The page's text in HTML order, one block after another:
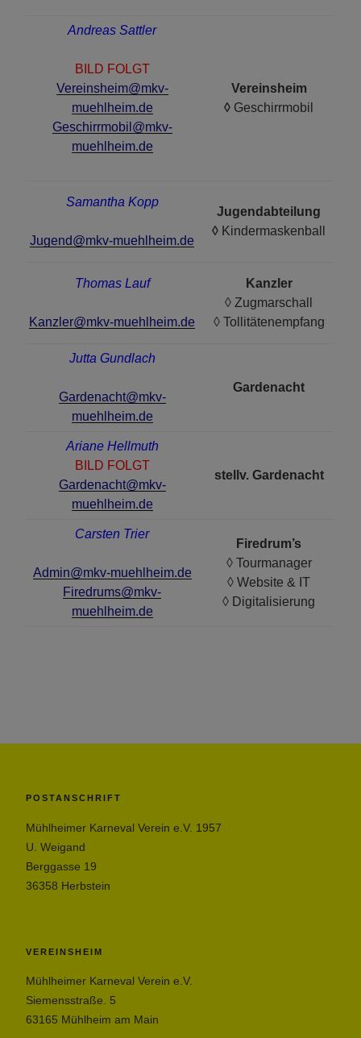
Andreas Sattler
BILD FOLGT
Vereinsheim@mkv-
muehlheim.de
Geschirrmobil@mkv-
muehlheim.de
Vereinsheim
◊ Geschirrmobil
Samantha Kopp
Jugend@mkv-muehlheim.de
Jugendabteilung
◊ Kindermaskenball
Thomas Lauf
Kanzler@mkv-muehlheim.de
Kanzler
◊ Zugmarschall
◊ Tollitätenempfang
Jutta Gundlach
Gardenacht@mkv-
muehlheim.de
Gardenacht
Ariane Hellmuth
BILD FOLGT
Gardenacht@mkv-
muehlheim.de
stellv. Gardenacht
Carsten Trier
Admin@mkv-muehlheim.de
Firedrums@mkv-
muehlheim.de
Firedrum’s
◊ Tourmanager
◊ Website & IT
◊ Digitalisierung
POSTANSCHRIFT
Mühlheimer Karneval Verein e.V. 1957
U. Weigand
Berggasse 19
36358 Herbstein
VEREINSHEIM
Mühlheimer Karneval Verein e.V.
Siemensstraße. 5
63165 Mühlheim am Main